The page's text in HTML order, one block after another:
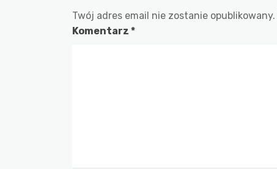
Twój adres email nie zostanie opublikowany.
Komentarz *